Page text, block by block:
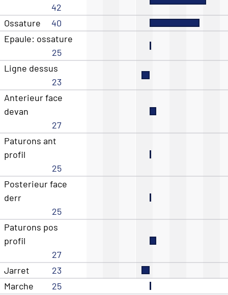
42
Ossature
40
Epaule: ossature
25
Ligne dessus
23
Anterieur face
devan
27
Paturons ant
profil
25
Posterieur face
derr
25
Paturons pos
profil
27
Jarret
23
Marche
25